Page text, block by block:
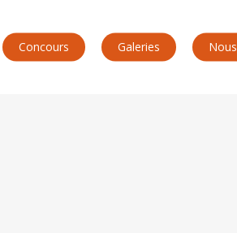
Concours Galeries